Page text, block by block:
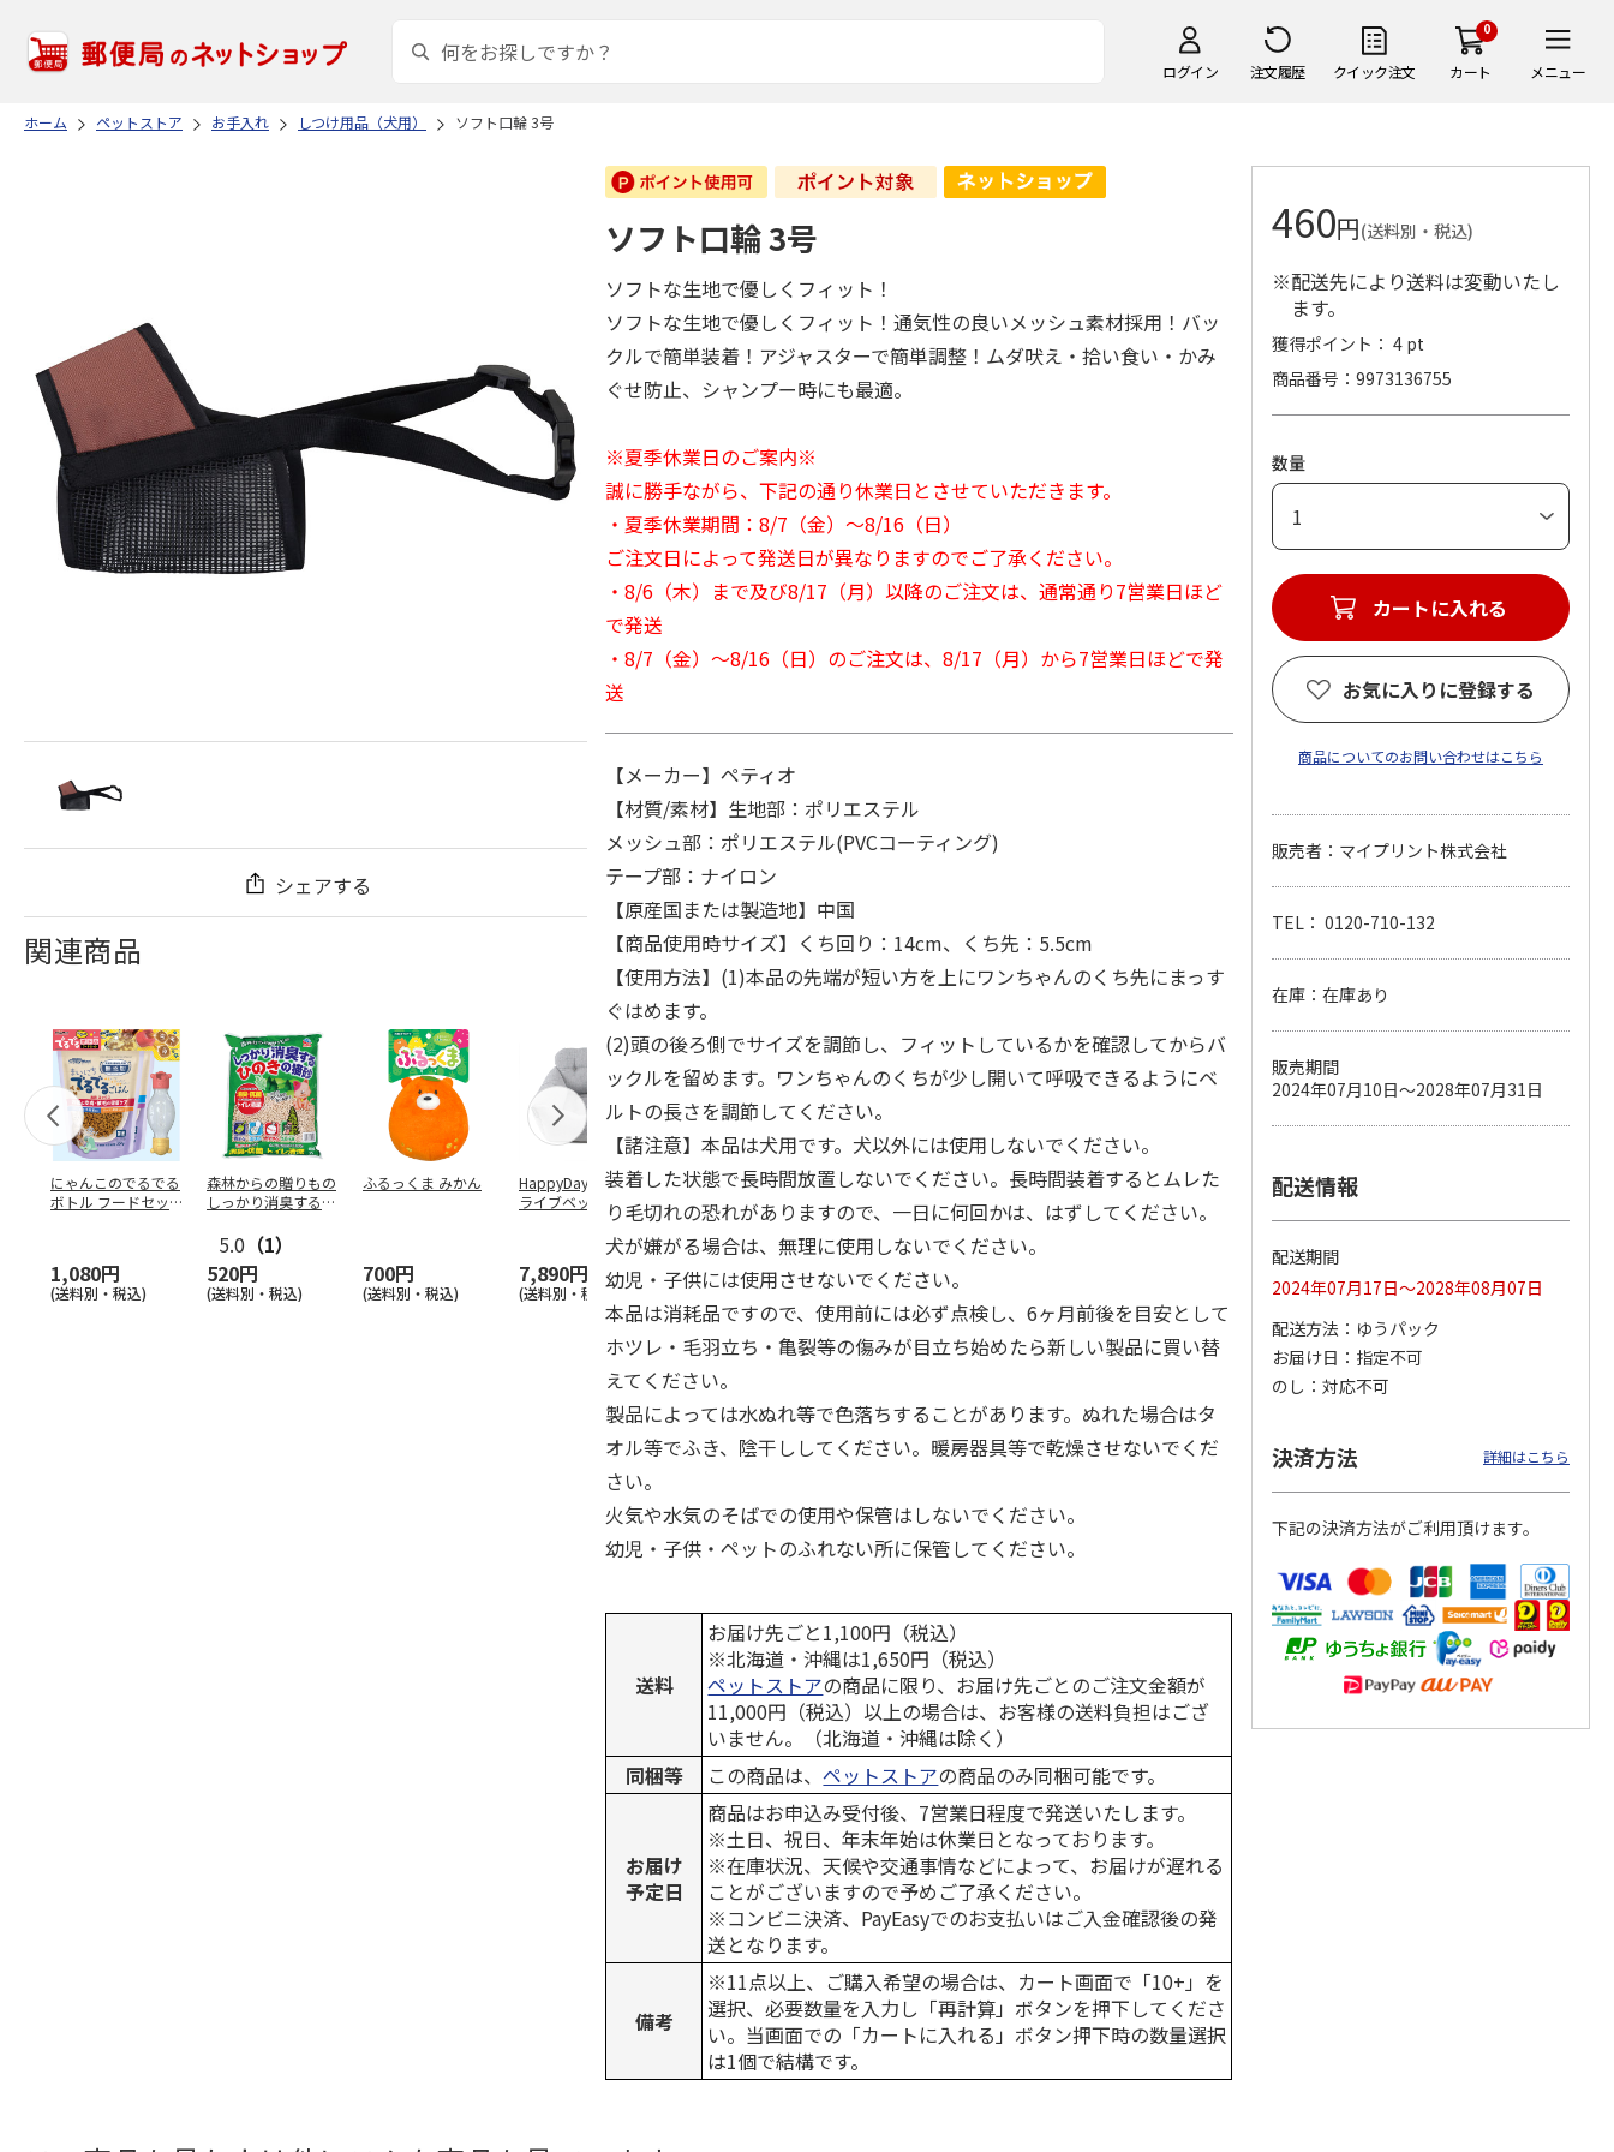
ログイン 注文履歴 クイック注文
0
カート メニュー
ホーム ペットストア お手入れ しつけ用品（犬用） ソフト口輪 3号
シェアする
関連商品
にゃんこのでるでる
ボトル フードセッ
1,080円
(送料別・税込)
森林からの贈りもの
しっかり消臭するひ
5.0 （1）
520円
(送料別・税込)
ふるっくま みかん
700円
(送料別・税込)
HappyDays 2wayド
ライブベッド グレ
7,890円
(送料別・税込)
獣医師開発 ニオイ
をとる砂専用 猫ト
イレ ナチュラルグ
レー
1,550円
(送料別・税込)
デオトイレ 飛び散
らない消臭・抗菌サ
ンド 4L
1,320円
(送料別・税込)
無添加良品 カムカ
ムデンタルコーン
ぐるぐるボーン型 S
…
銀のスプーン パウ
チ 健康に育つ子ね
こ用 まぐろ・かつ
ペット線香 虹のか
なた フルーティフ
ローラルの香り
590円
(送料別・税込)
100円
(送料別・税込)
ソフト口輪 3号
ソフトな生地で優しくフィット！
ソフトな生地で優しくフィット！通気性の良いメッシュ素材採用！バッ
クルで簡単装着！アジャスターで簡単調整！ムダ吠え・拾い食い・かみ
ぐせ防止、シャンプー時にも最適。
※夏季休業日のご案内※
誠に勝手ながら、下記の通り休業日とさせていただきます。
・夏季休業期間：8/7（金）～8/16（日）
ご注文日によって発送日が異なりますのでご了承ください。
・8/6（木）まで及び8/17（月）以降のご注文は、通常通り7営業日ほど
で発送
・8/7（金）～8/16（日）のご注文は、8/17（月）から7営業日ほどで発
送
【メーカー】ペティオ
【材質/素材】生地部：ポリエステル
メッシュ部：ポリエステル(PVCコーティング)
テープ部：ナイロン
【原産国または製造地】中国
【商品使用時サイズ】くち回り：14cm、くち先：5.5cm
【使用方法】(1)本品の先端が短い方を上にワンちゃんのくち先にまっす
ぐはめます。
(2)頭の後ろ側でサイズを調節し、フィットしているかを確認してからバ
ックルを留めます。ワンちゃんのくちが少し開いて呼吸できるようにベ
ルトの長さを調節してください。
【諸注意】本品は犬用です。犬以外には使用しないでください。
装着した状態で長時間放置しないでください。長時間装着するとムレた
り毛切れの恐れがありますので、一日に何回かは、はずしてください。
犬が嫌がる場合は、無理に使用しないでください。
幼児・子供には使用させないでください。
本品は消耗品ですので、使用前には必ず点検し、6ヶ月前後を目安として
ホツレ・毛羽立ち・亀裂等の傷みが目立ち始めたら新しい製品に買い替
えてください。
製品によっては水ぬれ等で色落ちすることがあります。ぬれた場合はタ
オル等でふき、陰干ししてください。暖房器具等で乾燥させないでくだ
さい。
火気や水気のそばでの使用や保管はしないでください。
幼児・子供・ペットのふれない所に保管してください。
送料
お届け先ごと1,100円（税込）
※北海道・沖縄は1,650円（税込）
ペットストアの商品に限り、お届け先ごとのご注文金額が
11,000円（税込）以上の場合は、お客様の送料負担はござ
いません。（北海道・沖縄は除く）
同梱等
この商品は、ペットストアの商品のみ同梱可能です。
お届け
予定日
商品はお申込み受付後、7営業日程度で発送いたします。
※土日、祝日、年末年始は休業日となっております。
※在庫状況、天候や交通事情などによって、お届けが遅れる
ことがございますので予めご了承ください。
※コンビニ決済、PayEasyでのお支払いはご入金確認後の発
送となります。
備考
※11点以上、ご購入希望の場合は、カート画面で「10+」を
選択、必要数量を入力し「再計算」ボタンを押下してくださ
い。当画面での「カートに入れる」ボタン押下時の数量選択
は1個で結構です。
460円(送料別・税込)
※配送先により送料は変動いたし
ます。
獲得ポイント： 4 pt
商品番号
9973136755
数量
カートに入れる
お気に入りに登録する
商品についてのお問い合わせはこちら
販売者：マイプリント株式会社
TEL： 0120-710-132
在庫：在庫あり
販売期間
2024年07月10日～2028年07月31日
配送情報
配送期間
2024年07月17日～2028年08月07日
配送方法
ゆうパック
お届け日
指定不可
のし
対応不可
決済方法 詳細はこちら
下記の決済方法がご利用頂けます。